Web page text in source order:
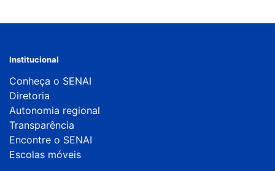
Institucional
Conheça o SENAI
Diretoria
Autonomia regional
Transparência
Encontre o SENAI
Escolas móveis